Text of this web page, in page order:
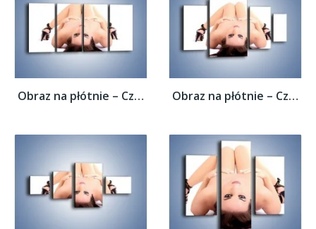
Obraz na płótnie – Czarne szpilki i ciemne... Obraz na płótnie – Czarne szpilki i ciemne...